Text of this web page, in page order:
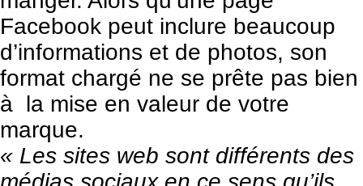
Facebook peut inclure beaucoup
d’informations et de photos, son
format chargé ne se prête pas bien
à la mise en valeur de votre
marque.
« Les sites web sont différents des